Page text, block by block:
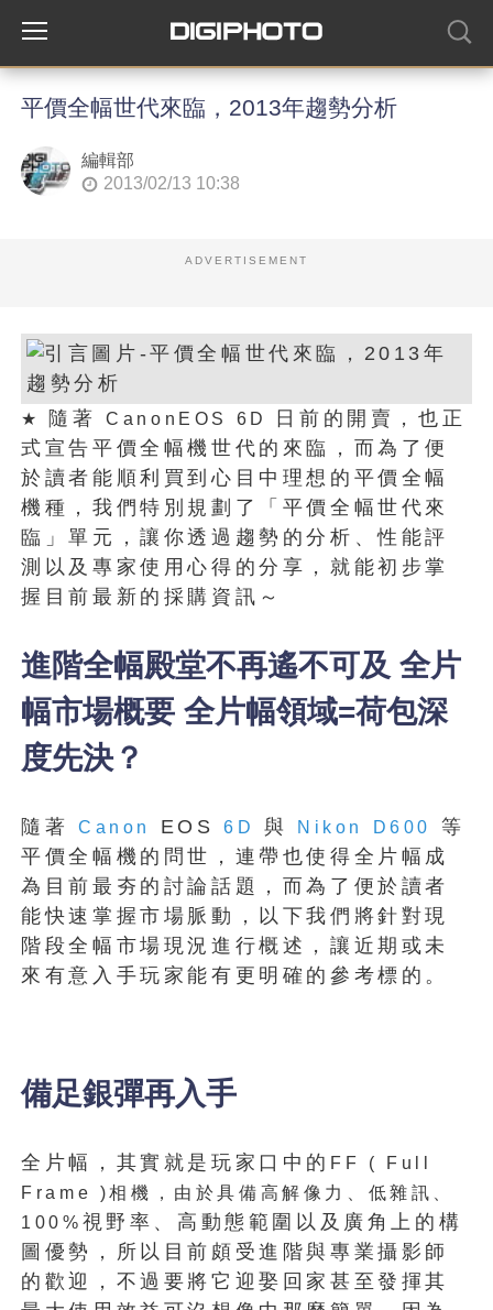
平價全幅世代來臨，2013年趨勢分析
編輯部
2013/02/13 10:38
ADVERTISEMENT
★ 隨著CanonEOS 6D
日前的開賣，也正
式宣告平價全幅機世代的來臨，而為了便
於讀者能順利買到心目中理想的平價全幅
機種，我們特別規劃了「平價全幅世代來
臨」單元，讓你透過趨勢的分析、性能評
測以及專家使用心得的分享，就能初步掌
握目前最新的採購資訊～
進階全幅殿堂不再遙不可及 全片
幅市場概要 全片幅領域=荷包深
度先決？
隨著 Canon EOS 6D 與 Nikon D600
等
平價全幅機的問世，連帶也使得全片幅成
為目前最夯的討論話題，而為了便於讀者
能快速掌握市場脈動，以下我們將針對現
階段全幅市場現況進行概述，讓近期或未
來有意入手玩家能有更明確的參考標的。
備足銀彈再入手
全片幅，其實就是玩家口中的 FF ( Full
Frame )相機，由於具備高解像力、低雜訊、
100% 視野率、高動態範圍以及廣角上的構
圖優勢，所以目前頗受進階與專業攝影師
的歡迎，不過要將它迎娶回家甚至發揮其